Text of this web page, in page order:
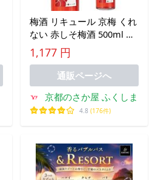
梅酒 リキュール 京梅 くれ
ない 赤しそ梅酒 500ml 京
都 キンシ正宗
1,177 円
通販ページへ
京都のさか屋 ふくしま
4.8 (176件)